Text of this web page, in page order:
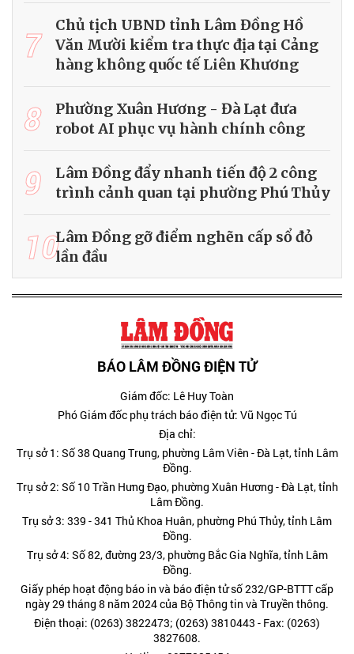
7
Chủ tịch UBND tỉnh Lâm Đồng Hồ
Văn Mười kiểm tra thực địa tại Cảng
hàng không quốc tế Liên Khương
8
Phường Xuân Hương - Đà Lạt đưa
robot AI phục vụ hành chính công
9
Lâm Đồng đẩy nhanh tiến độ 2 công
trình cảnh quan tại phường Phú Thủy
10Lâm Đồng gỡ điểm nghẽn cấp sổ đỏ
lần đầu
BÁO LÂM ĐỒNG ĐIỆN TỬ
Giám đốc: Lê Huy Toàn
Phó Giám đốc phụ trách báo điện tử: Vũ Ngọc Tú
Địa chỉ:
Trụ sở 1: Số 38 Quang Trung, phường Lâm Viên - Đà Lạt, tỉnh Lâm
Đồng.
Trụ sở 2: Số 10 Trần Hưng Đạo, phường Xuân Hương - Đà Lạt, tỉnh
Lâm Đồng.
Trụ sở 3: 339 - 341 Thủ Khoa Huân, phường Phú Thủy, tỉnh Lâm
Đồng.
Trụ sở 4: Số 82, đường 23/3, phường Bắc Gia Nghĩa, tỉnh Lâm
Đồng.
Giấy phép hoạt động báo in và báo điện tử số 232/GP-BTTT cấp
ngày 29 tháng 8 năm 2024 của Bộ Thông tin và Truyền thông.
Điện thoại: (0263) 3822473; (0263) 3810443 - Fax: (0263)
3827608.